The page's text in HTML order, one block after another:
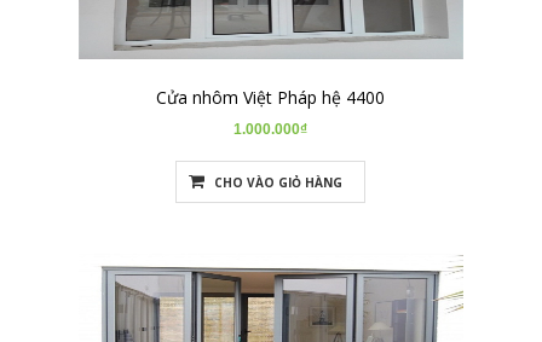
Cửa nhôm Việt Pháp hệ 4400
1.000.000₫
CHO VÀO GIỎ HÀNG